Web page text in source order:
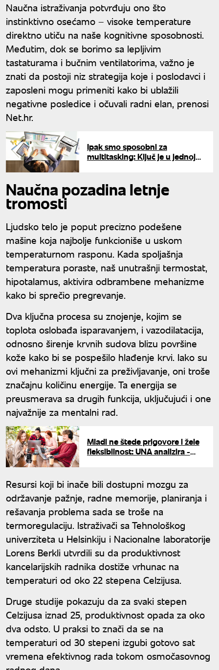
Naučna istraživanja potvrđuju ono što
instinktivno osećamo – visoke temperature
direktno utiču na naše kognitivne sposobnosti.
Međutim, dok se borimo sa lepljivim
tastaturama i bučnim ventilatorima, važno je
znati da postoji niz strategija koje i poslodavci i
zaposleni mogu primeniti kako bi ublažili
negativne posledice i očuvali radni elan, prenosi
Net.hr.
Ipak smo sposobni za
multitasking: Ključ je u jednoj
Naučna pozadina letnje
tromosti
Ljudsko telo je poput precizno podešene
mašine koja najbolje funkcioniše u uskom
temperaturnom rasponu. Kada spoljašnja
temperatura poraste, naš unutrašnji termostat,
hipotalamus, aktivira odbrambene mehanizme
kako bi sprečio pregrevanje.
Dva ključna procesa su znojenje, kojim se
toplota oslobađa isparavanjem, i vazodilatacija,
odnosno širenje krvnih sudova blizu površine
kože kako bi se pospešilo hlađenje krvi. Iako su
ovi mehanizmi ključni za preživljavanje, oni troše
značajnu količinu energije. Ta energija se
preusmerava sa drugih funkcija, uključujući i one
najvažnije za mentalni rad.
Mladi ne štede prigovore i žele
fleksibilnost: UNA analizira -
Resursi koji bi inače bili dostupni mozgu za
održavanje pažnje, radne memorije, planiranja i
rešavanja problema sada se troše na
termoregulaciju. Istraživači sa Tehnološkog
univerziteta u Helsinkiju i Nacionalne laboratorije
Lorens Berkli utvrdili su da produktivnost
kancelarijskih radnika dostiže vrhunac na
temperaturi od oko 22 stepena Celzijusa.
Druge studije pokazuju da za svaki stepen
Celzijusa iznad 25, produktivnost opada za oko
dva odsto. U praksi to znači da se na
temperaturi od 30 stepeni izgubi gotovo sat
vremena efektivnog rada tokom osmočasovnog